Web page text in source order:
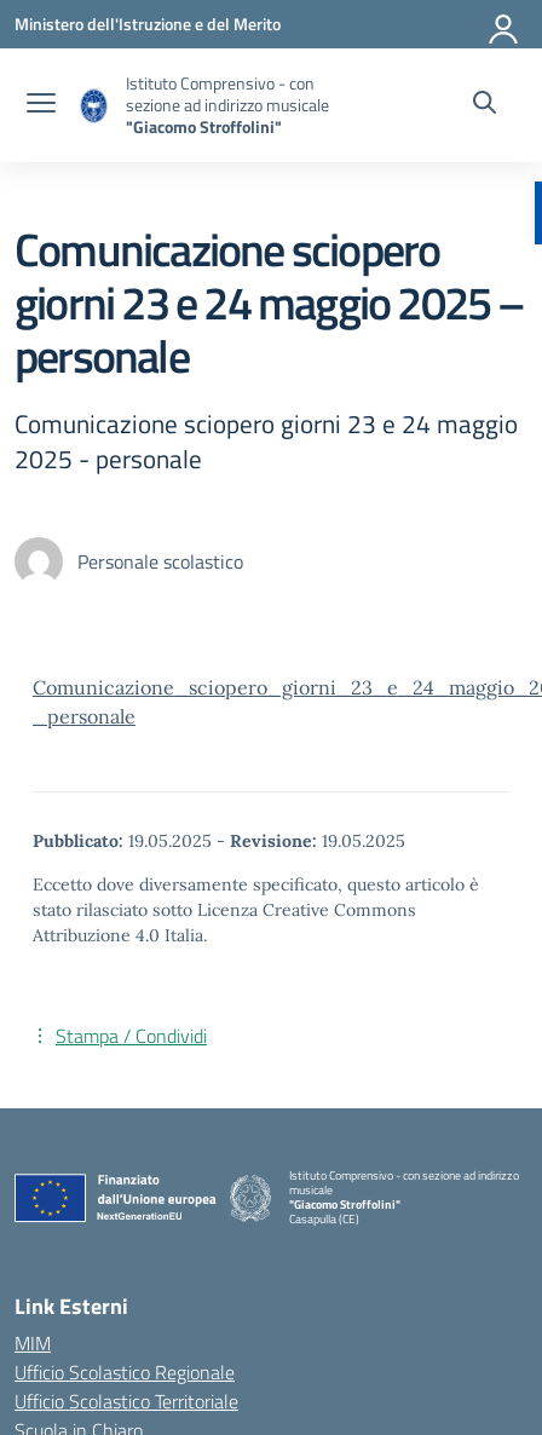
Vai ai contenuti
Vai al menu di navigazione
Vai al footer
Ministero dell'Istruzione e del Merito
Istituto Comprensivo - con
sezione ad indirizzo musicale
"Giacomo Stroffolini"
Comunicazione sciopero
giorni 23 e 24 maggio 2025 –
personale
Comunicazione sciopero giorni 23 e 24 maggio
2025 - personale
Personale scolastico
_personale
Pubblicato: 19.05.2025 - Revisione: 19.05.2025
Eccetto dove diversamente specificato, questo articolo è
stato rilasciato sotto Licenza Creative Commons
Attribuzione 4.0 Italia.
Stampa / Condividi
Istituto Comprensivo - con sezione ad indirizzo
musicale
"Giacomo Stroffolini"
Casapulla (CE)
Link Esterni
MIM
Ufficio Scolastico Regionale
Ufficio Scolastico Territoriale